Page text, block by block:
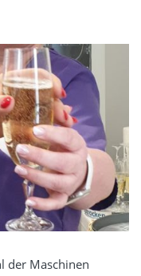
der Maschinen